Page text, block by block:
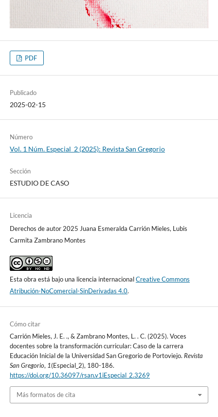
PDF
Publicado
2025-02-15
Número
Vol. 1 Núm. Especial_2 (2025): Revista San Gregorio
Sección
ESTUDIO DE CASO
Licencia
Derechos de autor 2025 Juana Esmeralda Carrión Mieles, Lubis
Carmita Zambrano Montes
Esta obra está bajo una licencia internacionalCreative Commons
Atribución-NoComercial-SinDerivadas 4.0.
Cómo citar
Carrión Mieles, J. E. ., & Zambrano Montes, L. . C. (2025). Voces
docentes sobre la transformación curricular: Caso de la carrera
Educación Inicial de la Universidad San Gregorio de Portoviejo. Revista
San Gregorio, 1(Especial_2), 180-186.
https://doi.org/10.36097/rsan.v1iEspecial_2.3269
Más formatos de cita